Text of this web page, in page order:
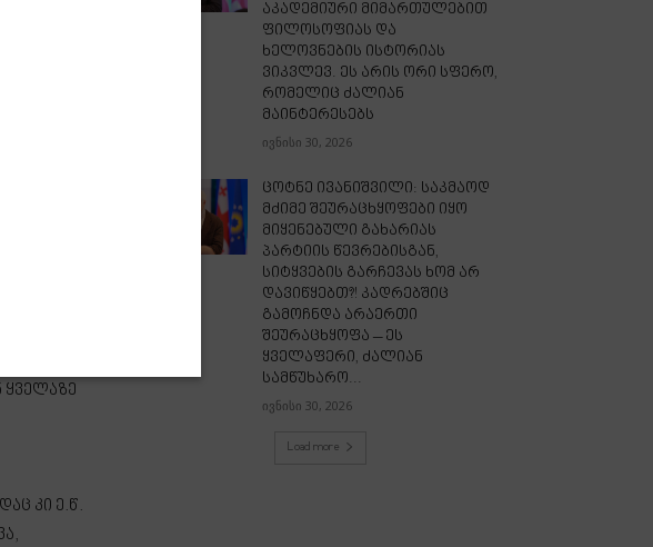
და
კი ე.წ.
აკადემიური მიმართულებით
ფილოსოფიას და
ხელოვნების ისტორიას
ვიკვლევ. ეს არის ორი სფერო,
რომელიც ძალიან
მაინტერესებს
ივნისი 30, 2026
ცოტნე ივანიშვილი: საკმაოდ
მძიმე შეურაცხყოფები იყო
მიყენებული გახარიას
პარტიის წევრებისგან,
სიტყვების გარჩევას ხომ არ
დავიწყებთ?! კადრებშიც
გამოჩნდა არაერთი
შეურაცხყოფა – ეს
ყველაფერი, ძალიან
სამწუხარო...
ივნისი 30, 2026
Load more